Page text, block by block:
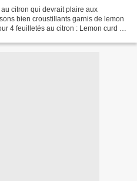
citron qui devrait plaire aux
bien croustillants garnis de lemon
4 feuilletés au citron : Lemon curd : 1